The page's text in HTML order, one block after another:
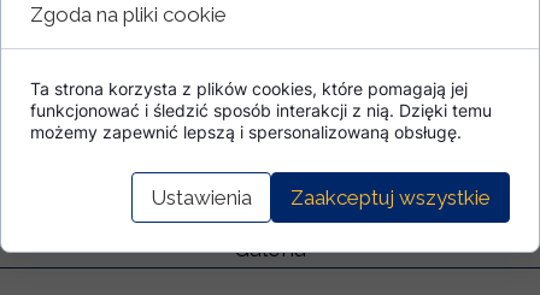
Katalog
Cennik
Galeria
Zgoda na pliki cookie
Ta strona korzysta z plików cookies, które pomagają jej
funkcjonować i śledzić sposób interakcji z nią. Dzięki temu
możemy zapewnić lepszą i spersonalizowaną obsługę.
Ustawienia Zaakceptuj wszystkie